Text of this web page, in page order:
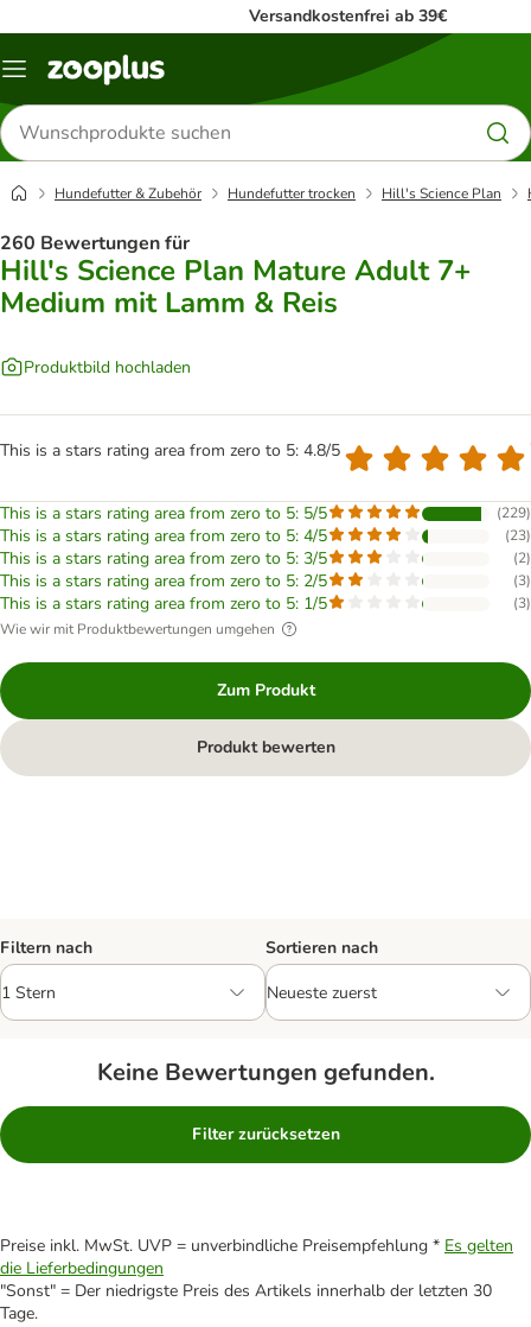
Versandkostenfrei ab 39€
Menü
Produkte
suchen
Hundefutter & Zubehör Hundefutter trocken Hill's Science Plan
260 Bewertungen für
Hill's Science Plan Mature Adult 7+
Medium mit Lamm & Reis
Produktbild hochladen
This is a stars rating area from zero to 5: 4.8/5
This is a stars rating area from zero to 5: 5/5 (229)
This is a stars rating area from zero to 5: 4/5 (23)
This is a stars rating area from zero to 5: 3/5 (2)
This is a stars rating area from zero to 5: 2/5 (3)
This is a stars rating area from zero to 5: 1/5 (3)
Wie wir mit Produktbewertungen umgehen
Zum Produkt
Produkt bewerten
Filtern nach Sortieren nach
Keine Bewertungen gefunden.
Filter zurücksetzen
Preise inkl. MwSt. UVP = unverbindliche Preisempfehlung * Es gelten
die Lieferbedingungen
"Sonst" = Der niedrigste Preis des Artikels innerhalb der letzten 30
Tage.